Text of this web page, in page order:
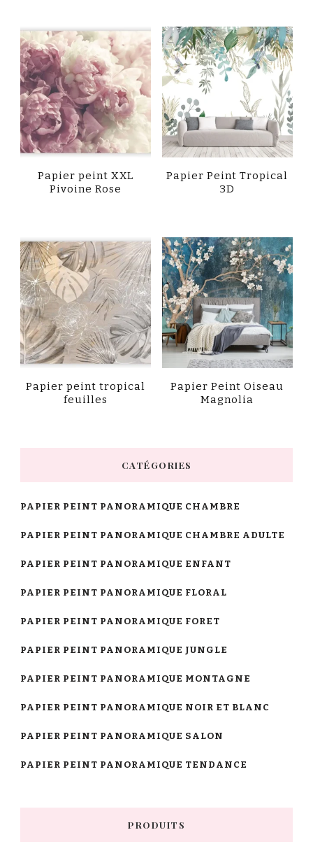
Papier peint XXL
Pivoine Rose
Papier Peint Tropical
3D
Papier peint tropical
feuilles
Papier Peint Oiseau
Magnolia
CATÉGORIES
PAPIER PEINT PANORAMIQUE CHAMBRE
PAPIER PEINT PANORAMIQUE CHAMBRE ADULTE
PAPIER PEINT PANORAMIQUE ENFANT
PAPIER PEINT PANORAMIQUE FLORAL
PAPIER PEINT PANORAMIQUE FORET
PAPIER PEINT PANORAMIQUE JUNGLE
PAPIER PEINT PANORAMIQUE MONTAGNE
PAPIER PEINT PANORAMIQUE NOIR ET BLANC
PAPIER PEINT PANORAMIQUE SALON
PAPIER PEINT PANORAMIQUE TENDANCE
PRODUITS